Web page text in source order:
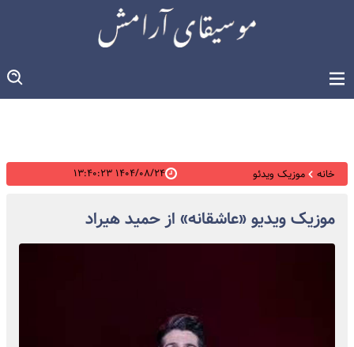
خانه موزیک ویدئو ۱۴۰۴/۰۸/۲۴ ۱۳:۴۰:۲۳
موزیک ویدیو «عاشقانه» از حمید هیراد